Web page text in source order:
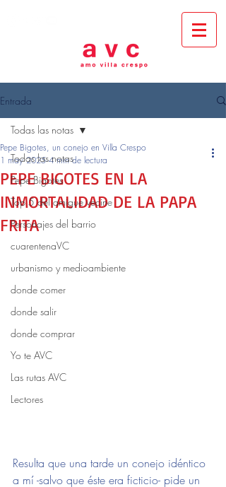
Entrada
Todas las notas
Pepe Bigotes
Top 5 del amigue vecine
Personajes del barrio
cuarentenaVC
urbanismo y medioambiente
donde comer
donde salir
donde comprar
Yo te AVC
Las rutas AVC
Lectores
Todas las notas
PEPE BIGOTES EN LA
INMORTALIDAD DE LA PAPA
FRITA
Pepe Bigotes, un conejo en Villa Crespo
1 may 2025 4 min de lectura
Resulta que una tarde un conejo idéntico
a mí -salvo que éste era ficticio- pide un